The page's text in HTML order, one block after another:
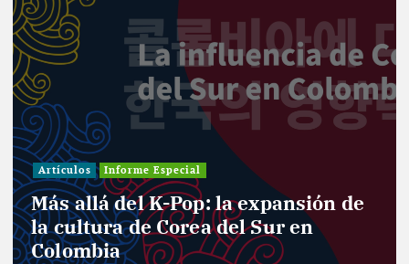
Artículos Informe Especial
Más allá del K-Pop: la expansión de
la cultura de Corea del Sur en
Colombia